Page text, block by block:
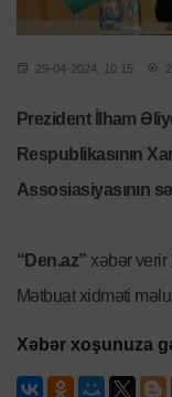
29-04-2024, 10:15
Prezident İlham
Respublikasının
Assosiasiyasının
“Den.az” xəbər
Mətbuat xidməti
Xəbər xoşunuza